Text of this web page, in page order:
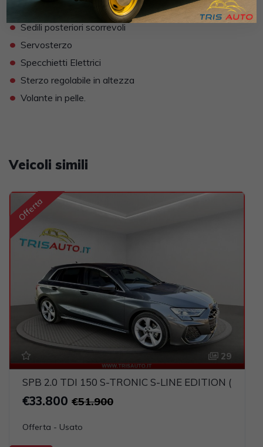
Sedile guida regolabile in altezza
• Sedili posteriori scorrevoli
• Servosterzo
• Specchietti Elettrici
• Sterzo regolabile in altezza
• Volante in pelle.
Veicoli simili
Offerta
29
SPB 2.0 TDI 150 S-TRONIC S-LINE EDITION
€33.800 €51.900
Offerta - Usato